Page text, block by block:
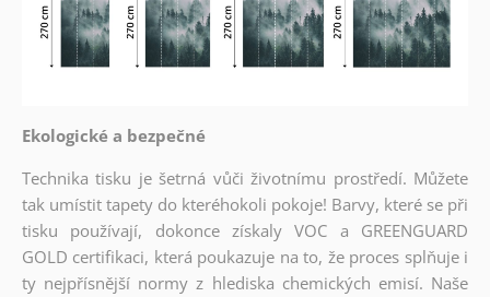
Ekologické a bezpečné
Technika tisku je šetrná vůči životnímu prostředí. Můžete
tak umístit tapety do kteréhokoli pokoje! Barvy, které se při
tisku používají, dokonce získaly VOC a GREENGUARD
GOLD certifikaci, která poukazuje na to, že proces splňuje i
ty nejpřísnější normy z hlediska chemických emisí. Naše